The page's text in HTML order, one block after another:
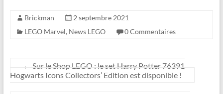
Brickman
2 septembre 2021
LEGO Marvel, News LEGO 0 Commentaires
←
Sur le Shop LEGO : le set Harry Potter 76391
Hogwarts Icons Collectors’ Edition est disponible !